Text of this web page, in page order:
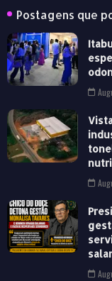
Postagens que